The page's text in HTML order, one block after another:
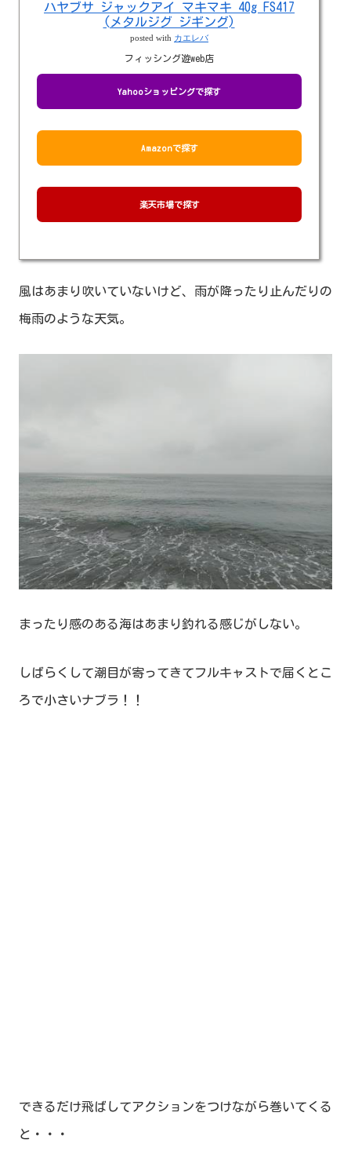
ハヤブサ ジャックアイ マキマキ 40g FS417
(メタルジグ ジギング)
posted with カエレバ
フィッシング遊web店
Yahooショッピングで探す
Amazonで探す
楽天市場で探す
風はあまり吹いていないけど、雨が降ったり止んだりの
梅雨のような天気。
まったり感のある海はあまり釣れる感じがしない。
しばらくして潮目が寄ってきてフルキャストで届くとこ
ろで小さいナブラ！！
できるだけ飛ばしてアクションをつけながら巻いてくる
と・・・